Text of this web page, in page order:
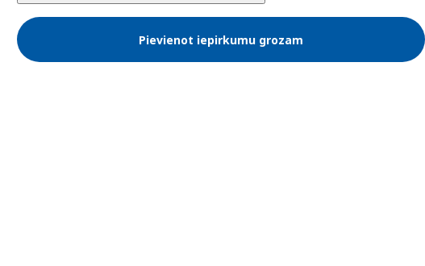
Pievienot iepirkumu grozam